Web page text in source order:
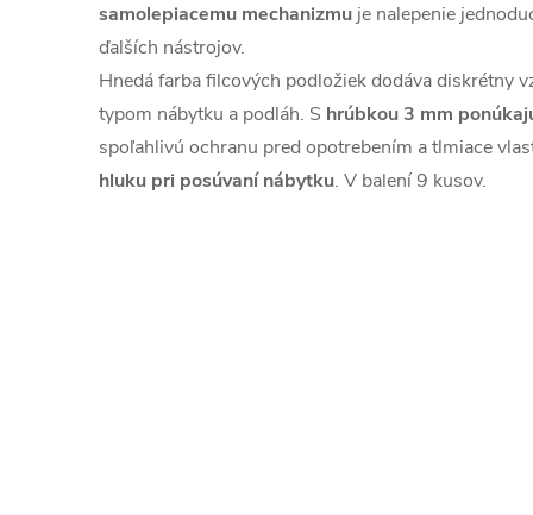
samolepiacemu mechanizmu je nalepenie
ďalších nástrojov.
Hnedá farba filcových podložiek dodáva diskrétny
typom nábytku a podláh. S hrúbkou 3 mm
spoľahlivú ochranu pred opotrebením a tlmiace
hluku pri posúvaní nábytku. V balení 9 kusov.